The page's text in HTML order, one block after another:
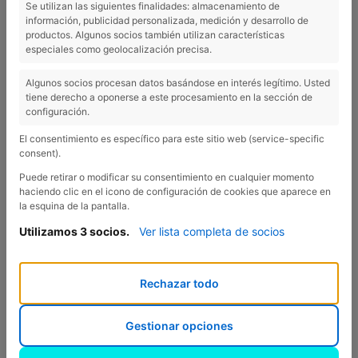
Dolça Abella
Dolça Abellason una pequeña empresa apícola familiar
formada porSergiy Laura, una pareja que convive con las
abejas. La explotación apícola se encuentra en Crespià
(Girona), donde tienen el obrador, la tienda y realizan la cría
de abejas. Son productores de miel y otros productos de las
abejas, cuidan de unas 300 colmenas realizando un manejo
integrado y sostenible.
del norte de Cataluña. Realizan la trashumancia desde los
Costa Brava al Pirineo. ¡Del mar a la montaña!
https://www.dolcaabella.com/
Se utilizan las siguientes finalidades: almacenamiento de
información, publicidad personalizada, medición y desarrollo de
productos. Algunos socios también utilizan características
especiales como geolocalización precisa.
Algunos socios procesan datos basándose en interés legítimo. Usted
tiene derecho a oponerse a este procesamiento en la sección de
configuración.
El consentimiento es específico para este sitio web (service-specific
consent).
Puede retirar o modificar su consentimiento en cualquier momento
haciendo clic en el icono de configuración de cookies que aparece en
la esquina de la pantalla.
Utilizamos 3 socios. Ver lista completa de socios
Rechazar todo
Gestionar opciones